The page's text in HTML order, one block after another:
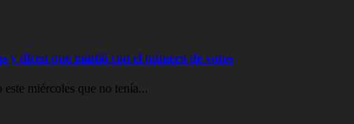
y dicen que mintió con el número de votos
miércoles que no tenía...